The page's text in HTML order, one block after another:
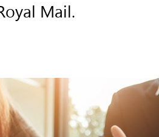
Mail.